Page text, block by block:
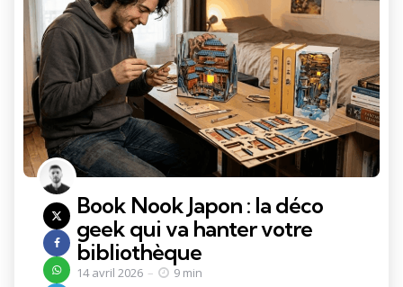
Book Nook Japon : la déco
geek qui va hanter votre
bibliothèque
14 avril 2026 9 min